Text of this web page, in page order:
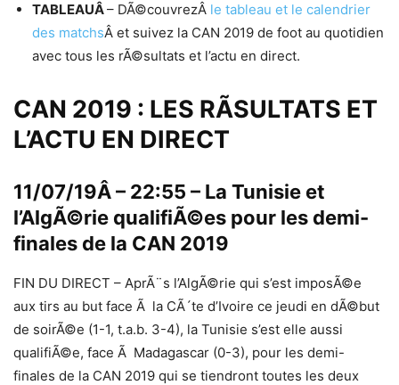
TABLEAUÂ– DÃ©couvrezÂ le tableau et le calendrier
des matchsÂ et suivez la CAN 2019 de foot au quotidien
avec tous les rÃ©sultats et l’actu en direct.
CAN 2019 : LES RÃSULTATS ET
L’ACTU EN DIRECT
11/07/19Â – 22:55 – La Tunisie et
l’AlgÃ©rie qualifiÃ©es pour les demi-
finales de la CAN 2019
FIN DU DIRECT – AprÃ¨s l’AlgÃ©rie qui s’est imposÃ©e
aux tirs au but face Ã la CÃ´te d’Ivoire ce jeudi en dÃ©but
de soirÃ©e (1-1, t.a.b. 3-4), la Tunisie s’est elle aussi
qualifiÃ©e, face Ã Madagascar (0-3), pour les demi-
finales de la CAN 2019 qui se tiendront toutes les deux